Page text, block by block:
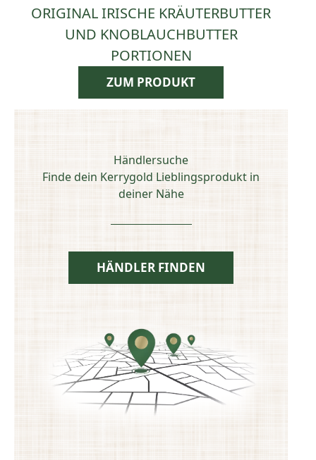
ORIGINAL IRISCHE KRÄUTERBUTTER
UND KNOBLAUCHBUTTER
PORTIONEN
ZUM PRODUKT
Händlersuche
Finde dein Kerrygold Lieblingsprodukt in
deiner Nähe
HÄNDLER FINDEN